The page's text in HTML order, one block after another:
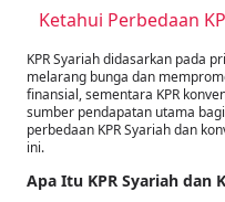
Ketahui Perbedaan
KPR Syariah didasarkan pada
melarang bunga dan
finansial, sementara KPR
sumber pendapatan utama
perbedaan KPR Syariah dan
ini.
Apa Itu KPR Syariah dan